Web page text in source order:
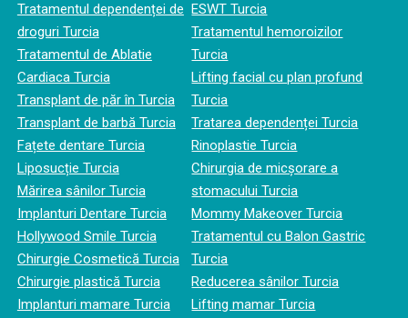
Tratamentul dependenței de
droguri Turcia
Tratamentul de Ablatie
Cardiaca Turcia
Transplant de păr în Turcia
Transplant de barbă Turcia
Fațete dentare Turcia
Liposucție Turcia
Mărirea sânilor Turcia
Implanturi Dentare Turcia
Hollywood Smile Turcia
Chirurgie Cosmetică Turcia
Chirurgie plastică Turcia
Implanturi mamare Turcia
ESWT Turcia
Tratamentul hemoroizilor
Turcia
Lifting facial cu plan profund
Turcia
Tratarea dependenței Turcia
Rinoplastie Turcia
Chirurgia de micșorare a
stomacului Turcia
Mommy Makeover Turcia
Tratamentul cu Balon Gastric
Turcia
Reducerea sânilor Turcia
Lifting mamar Turcia